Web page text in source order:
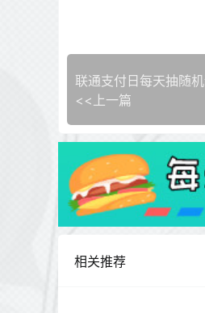
联通支付日每天抽随
<<上一篇
相关推荐